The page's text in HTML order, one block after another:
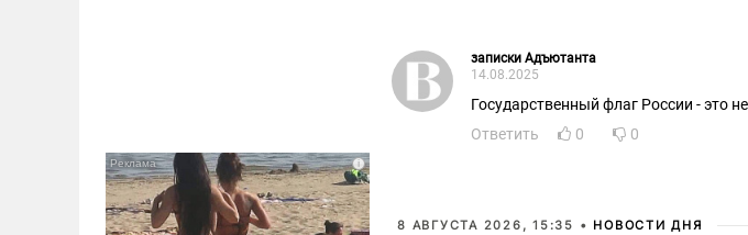
записки Адъютанта
14.08.2025
Государственный флаг России - это
Ответить
0 0
8 АВГУСТА 2026, 15:35 • НОВОСТИ ДНЯ